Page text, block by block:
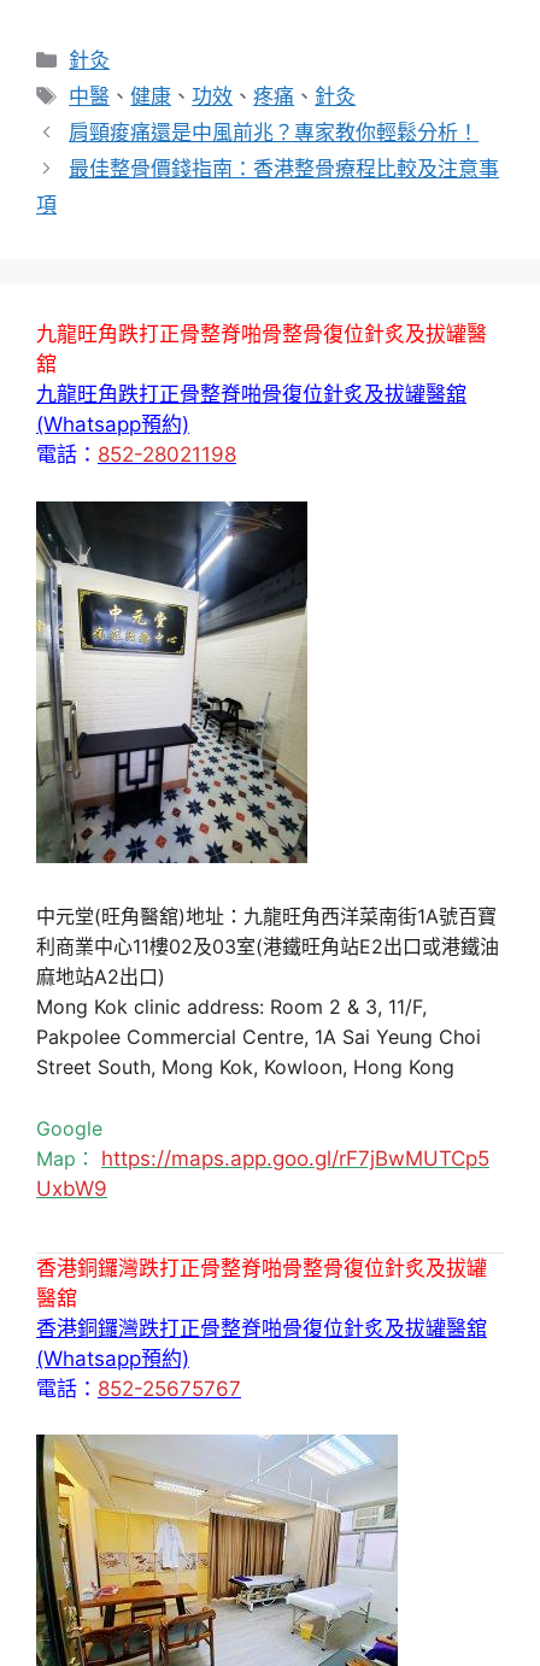
分
類
針灸
標
籤
中醫 、健康 、功效 、疼痛 、 針灸
肩頸痠痛還是中風前兆？專家教你輕鬆分析！
最佳整骨價錢指南：香港整骨療程比較及注意事
項
九龍旺角跌打正骨整脊啪骨整骨復位針炙及拔罐醫
舘
九龍旺角跌打正骨整脊啪骨復位針炙及拔罐醫舘
(Whatsapp預約)
電話： 852-28021198
中元堂(旺角醫舘)地址：九龍旺角西洋菜南街1A號百寶
利商業中心11樓02及03室(港鐵旺角站E2出口或港鐵油
麻地站A2出口)
Mong Kok clinic address: Room 2 & 3, 11/F,
Pakpolee Commercial Centre, 1A Sai Yeung Choi
Street South, Mong Kok, Kowloon, Hong Kong
Google
Map： https://maps.app.goo.gl/rF7jBwMUTCp5
UxbW9
香港銅鑼灣跌打正骨整脊啪骨整骨復位針炙及拔罐
醫舘
香港銅鑼灣跌打正骨整脊啪骨復位針炙及拔罐醫舘
(Whatsapp預約)
電話： 852-25675767